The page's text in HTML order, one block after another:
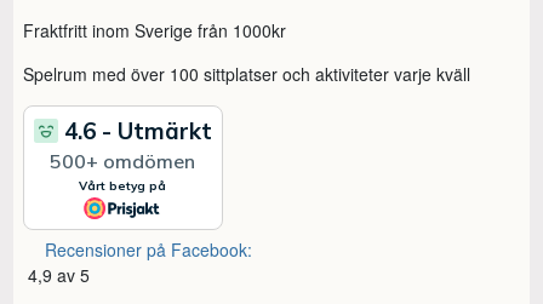
Fraktfritt inom Sverige från 1000kr
Spelrum med över 100 sittplatser och aktiviteter varje kväll
Recensioner på Facebook:
4,9 av 5